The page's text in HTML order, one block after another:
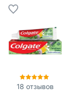
18 отзывов